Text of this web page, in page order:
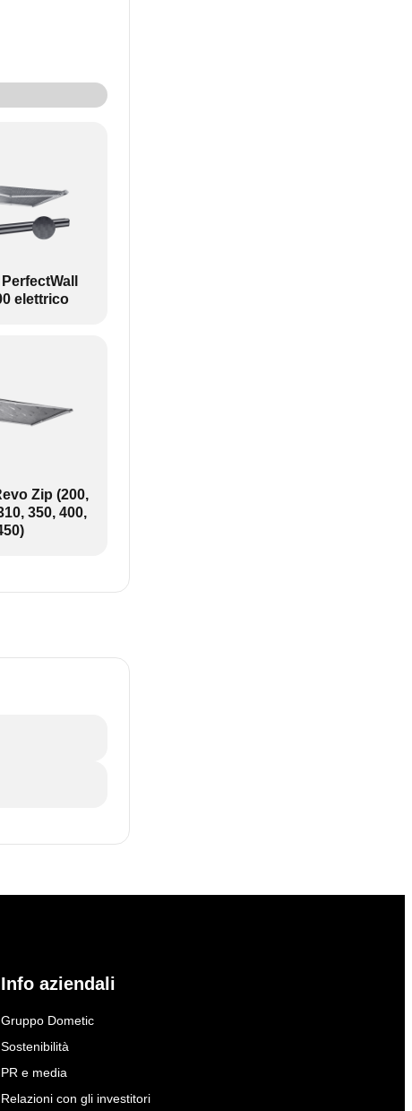
elettrico
Zip (200,
350, 400,
Info aziendali
Gruppo Dometic
Sostenibilità
PR e media
Relazioni con gli investitori